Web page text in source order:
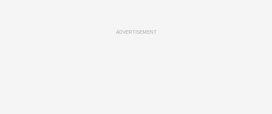
ADVERTISEMENT